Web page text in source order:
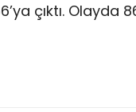
çıktı. Olayda